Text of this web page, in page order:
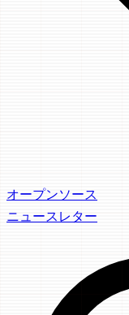
オープンソース
ニュースレター